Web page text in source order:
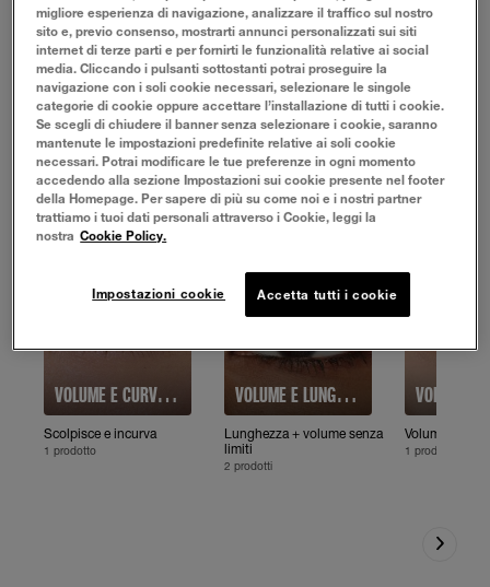
I nostri mascara della linea Ciglia Sensazionali sono
perfetti per ottenere ciglia più lunghe e volumizzate, dalle
radici alle punte. Donando lunghezza e un effetto
ventaglio di grande impatto, tutti i mascara della linea, da
Sky High all'iconico Ciglia Sensazionali, sono tra i preferiti
dai nostri consumatori.
UN MASCARA PER OGNI LOOK
VOLUME E CURVATURA
Scolpisce e incurva
1 prodotto
VOLUME E LUNGHEZZA
Lunghezza + volume senza
limiti
2 prodotti
Volume e
1 prodotto
migliore esperienza di navigazione, analizzare il traffico sul nostro
sito e, previo consenso, mostrarti annunci personalizzati sui siti
internet di terze parti e per fornirti le funzionalità relative ai social
media. Cliccando i pulsanti sottostanti potrai proseguire la
navigazione con i soli cookie necessari, selezionare le singole
categorie di cookie oppure accettare l’installazione di tutti i cookie.
Se scegli di chiudere il banner senza selezionare i cookie, saranno
mantenute le impostazioni predefinite relative ai soli cookie
necessari. Potrai modificare le tue preferenze in ogni momento
accedendo alla sezione Impostazioni sui cookie presente nel footer
della Homepage. Per sapere di più su come noi e i nostri partner
trattiamo i tuoi dati personali attraverso i Cookie, leggi la
nostra Cookie Policy.
Impostazioni cookie Accetta tutti i cookie